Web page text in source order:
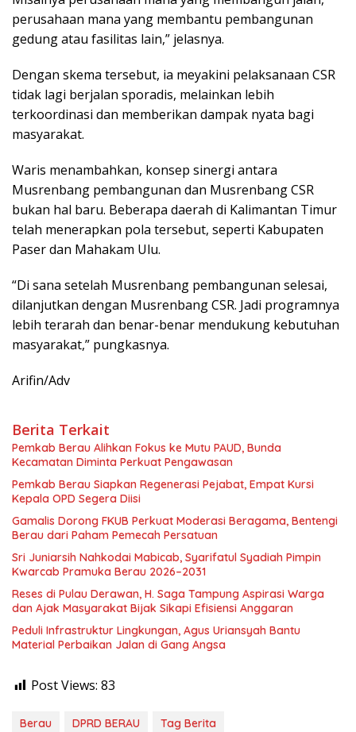
perusahaan mana yang membantu pembangunan
gedung atau fasilitas lain,” jelasnya.
Dengan skema tersebut, ia meyakini pelaksanaan CSR
tidak lagi berjalan sporadis, melainkan lebih
terkoordinasi dan memberikan dampak nyata bagi
masyarakat.
Waris menambahkan, konsep sinergi antara
Musrenbang pembangunan dan Musrenbang CSR
bukan hal baru. Beberapa daerah di Kalimantan Timur
telah menerapkan pola tersebut, seperti Kabupaten
Paser dan Mahakam Ulu.
“Di sana setelah Musrenbang pembangunan selesai,
dilanjutkan dengan Musrenbang CSR. Jadi programnya
lebih terarah dan benar-benar mendukung kebutuhan
masyarakat,” pungkasnya.
Arifin/Adv
Berita Terkait
Pemkab Berau Alihkan Fokus ke Mutu PAUD, Bunda
Kecamatan Diminta Perkuat Pengawasan
Pemkab Berau Siapkan Regenerasi Pejabat, Empat Kursi
Kepala OPD Segera Diisi
Gamalis Dorong FKUB Perkuat Moderasi Beragama, Bentengi
Berau dari Paham Pemecah Persatuan
Sri Juniarsih Nahkodai Mabicab, Syarifatul Syadiah Pimpin
Kwarcab Pramuka Berau 2026–2031
Reses di Pulau Derawan, H. Saga Tampung Aspirasi Warga
dan Ajak Masyarakat Bijak Sikapi Efisiensi Anggaran
Peduli Infrastruktur Lingkungan, Agus Uriansyah Bantu
Material Perbaikan Jalan di Gang Angsa
Post Views: 83
Berau DPRD BERAU Tag Berita